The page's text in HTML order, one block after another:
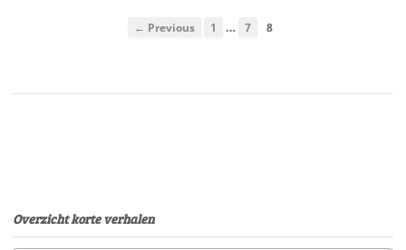
← Previous 1 … 7 8
Overzicht korte verhalen